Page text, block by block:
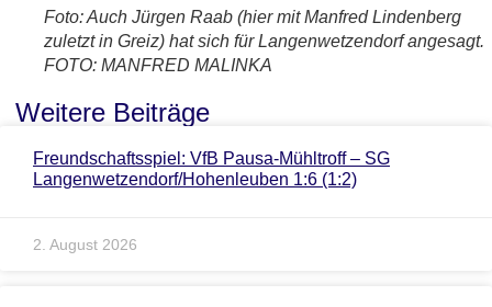
Foto: Auch Jürgen Raab (hier mit Manfred Lindenberg
zuletzt in Greiz) hat sich für Langenwetzendorf angesagt.
FOTO: MANFRED MALINKA
Weitere Beiträge
Freundschaftsspiel: VfB Pausa-Mühltroff – SG
Langenwetzendorf/Hohenleuben 1:6 (1:2)
2. August 2026